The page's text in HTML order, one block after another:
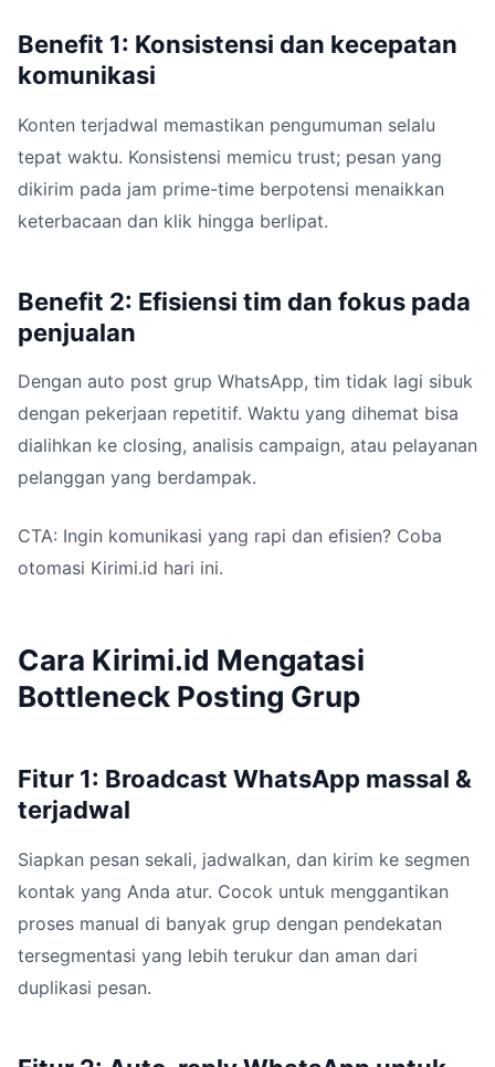
Benefit 1: Konsistensi dan kecepatan
komunikasi
Konten terjadwal memastikan pengumuman selalu
tepat waktu. Konsistensi memicu trust; pesan yang
dikirim pada jam prime-time berpotensi menaikkan
keterbacaan dan klik hingga berlipat.
Benefit 2: Efisiensi tim dan fokus pada
penjualan
Dengan auto post grup WhatsApp, tim tidak lagi sibuk
dengan pekerjaan repetitif. Waktu yang dihemat bisa
dialihkan ke closing, analisis campaign, atau pelayanan
pelanggan yang berdampak.
CTA: Ingin komunikasi yang rapi dan efisien? Coba
otomasi Kirimi.id hari ini.
Cara Kirimi.id Mengatasi
Bottleneck Posting Grup
Fitur 1: Broadcast WhatsApp massal &
terjadwal
Siapkan pesan sekali, jadwalkan, dan kirim ke segmen
kontak yang Anda atur. Cocok untuk menggantikan
proses manual di banyak grup dengan pendekatan
tersegmentasi yang lebih terukur dan aman dari
duplikasi pesan.